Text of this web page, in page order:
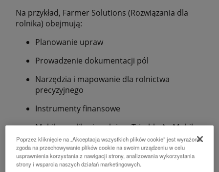
Na przykład, Farmer Solutions (Rozwiązania dla
rolnika) obejmują:
Planowanie upraw
Prowadzenie dokumentacji pól
Narzędzia i mapowanie dla rolnictwa
precyzyjnego
Instrumenty finansowe
Mobilna aplikacja rolnicza Trimble Ag Mobile
Poprzez kliknięcie na „Akceptacja wszystkich plików cookie” jest wyrażona
zgoda na przechowywanie plików cookie na swoim urządzeniu w celu
usprawnienia korzystania z nawigacji strony, analizowania wykorzystania
strony i wsparcia naszych działań marketingowych.